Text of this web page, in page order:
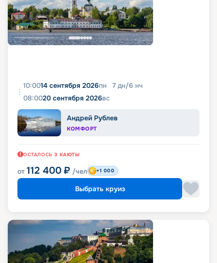
10:0014 сентября 2026пн 7 дн/6 нч
08:0020 сентября 2026вс
Андрей Рублев
КОМФОРТ
ОСТАЛОСЬ 3 КАЮТЫ
от 112 400 ₽ /чел +1 000
Выбрать круиз